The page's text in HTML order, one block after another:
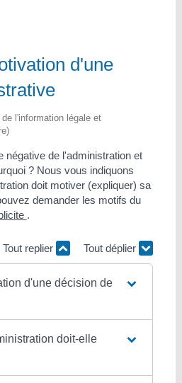
d'une
l'information légale et
négative de l'administration et
? Nous vous indiquons
doit motiver (expliquer) sa
demander les motifs du
.
Tout replier Tout déplier
d'une décision de
doit-elle